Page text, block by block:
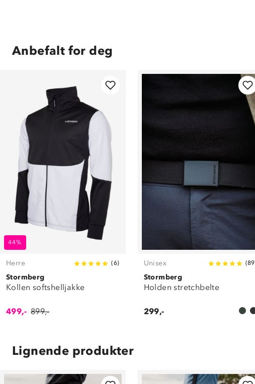
Anbefalt for deg
44%
Herre (6)
Stormberg
Kollen softshelljakke
499,- 899,-
Unisex (89
Stormberg
Holden stretchbelte
299,-
Lignende produkter